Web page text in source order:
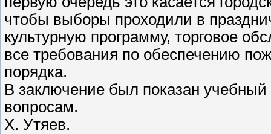
чтобы выборы проходили в
культурную программу, торговое
все требования по обеспечению
порядка.
В заключение был показан
вопросам.
Х. Утяев.